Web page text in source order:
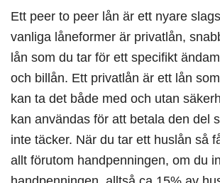
Ett peer to peer lån är ett nyare
vanliga låneformer är privatlån,
lån som du tar för ett specifikt
och billån. Ett privatlån är ett lån
kan ta det både med och utan
kan användas för att betala den del
inte täcker. När du tar ett huslån så
allt förutom handpenningen, om du